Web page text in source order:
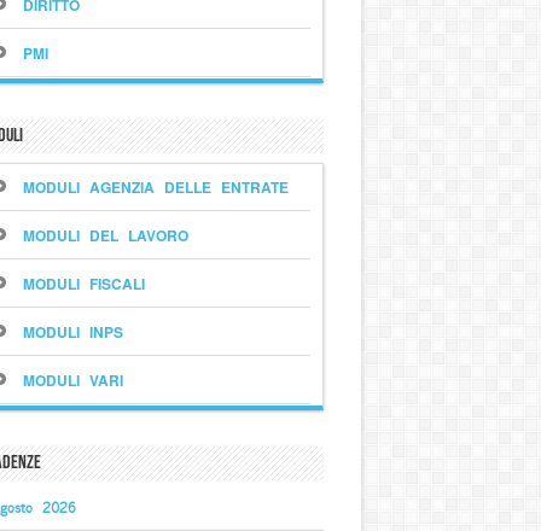
DIRITTO
PMI
MODULI AGENZIA DELLE ENTRATE
MODULI DEL LAVORO
MODULI FISCALI
MODULI INPS
MODULI VARI
2026